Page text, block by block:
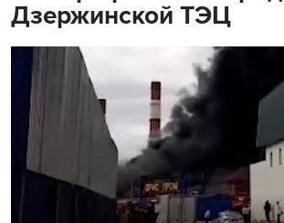
Дзержинской ТЭЦ